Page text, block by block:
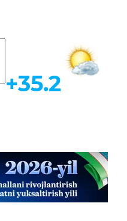
Ob-havo
+35.2